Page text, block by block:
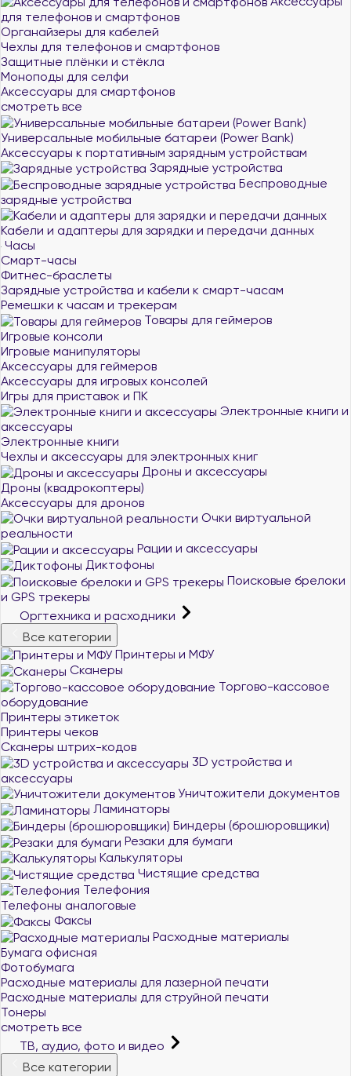
для телефонов и смартфонов
Органайзеры для кабелей
Чехлы для телефонов и смартфонов
Защитные плёнки и стёкла
Моноподы для селфи
Аксессуары для смартфонов
смотреть все
Универсальные мобильные батареи (Power Bank)
Аксессуары к портативным зарядным устройствам
Зарядные устройства
Беспроводные
зарядные устройства
Кабели и адаптеры для зарядки и передачи данных
Часы
Смарт-часы
Фитнес-браслеты
Зарядные устройства и кабели к смарт-часам
Ремешки к часам и трекерам
Товары для геймеров
Игровые консоли
Игровые манипуляторы
Аксессуары для геймеров
Аксессуары для игровых консолей
Игры для приставок и ПК
Электронные книги и
аксессуары
Электронные книги
Чехлы и аксессуары для электронных книг
Дроны и аксессуары
Дроны (квадрокоптеры)
Аксессуары для дронов
Очки виртуальной
реальности
Рации и аксессуары
Диктофоны
Поисковые брелоки
и GPS трекеры
Оргтехника и расходники
Все категории
Принтеры и МФУ
Сканеры
Торгово-кассовое
оборудование
Принтеры этикеток
Принтеры чеков
Сканеры штрих-кодов
3D устройства и
аксессуары
Уничтожители документов
Ламинаторы
Биндеры (брошюровщики)
Резаки для бумаги
Калькуляторы
Чистящие средства
Телефония
Телефоны аналоговые
Факсы
Расходные материалы
Бумага офисная
Фотобумага
Расходные материалы для лазерной печати
Расходные материалы для струйной печати
Тонеры
смотреть все
ТВ, аудио, фото и видео
Все категории